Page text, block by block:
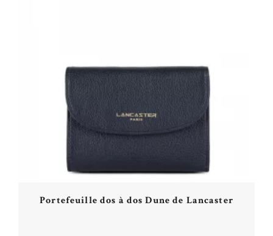
Portefeuille dos à dos Dune de Lancaster